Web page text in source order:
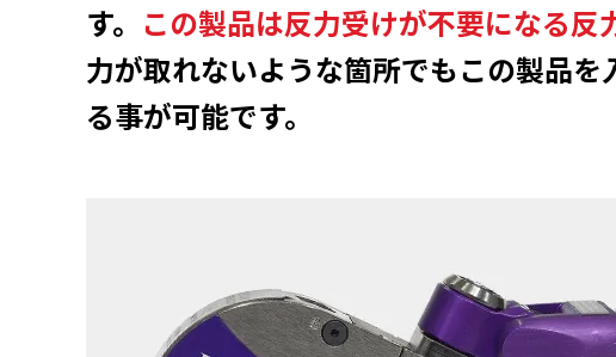
す。 この製品は反力受けが不要になる反
力が取れないような箇所でもこの製品
る事が可能です。